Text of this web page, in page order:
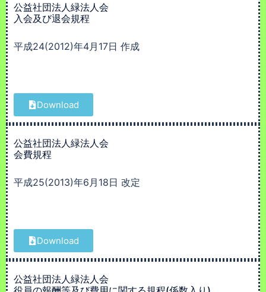
公益社団法人緑法人会
入会及び退会規程
平成24(2012)年4月17日 作成
Download
公益社団法人緑法人会
会費規程
平成25(2013)年6月18日 改定
Download
公益社団法人緑法人会